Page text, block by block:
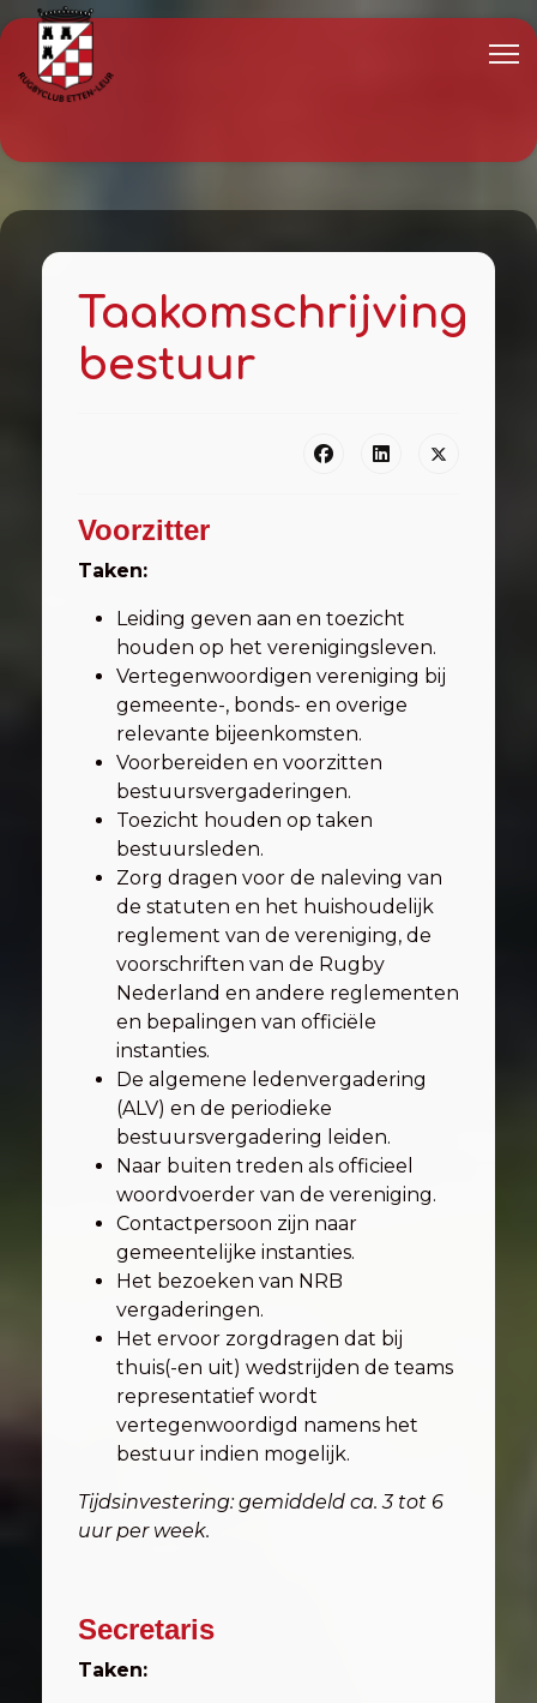
Taakomschrijving
bestuur
Voorzitter
Taken:
Leiding geven aan en toezicht
houden op het verenigingsleven.
Vertegenwoordigen vereniging bij
gemeente-, bonds- en overige
relevante bijeenkomsten.
Voorbereiden en voorzitten
bestuursvergaderingen.
Toezicht houden op taken
bestuursleden.
Zorg dragen voor de naleving van
de statuten en het huishoudelijk
reglement van de vereniging, de
voorschriften van de Rugby
Nederland en andere reglementen
en bepalingen van officiële
instanties.
De algemene ledenvergadering
(ALV) en de periodieke
bestuursvergadering leiden.
Naar buiten treden als officieel
woordvoerder van de vereniging.
Contactpersoon zijn naar
gemeentelijke instanties.
Het bezoeken van NRB
vergaderingen.
Het ervoor zorgdragen dat bij
thuis(-en uit) wedstrijden de teams
representatief wordt
vertegenwoordigd namens het
bestuur indien mogelijk.
Tijdsinvestering: gemiddeld ca. 3 tot 6
uur per week.
Secretaris
Taken: